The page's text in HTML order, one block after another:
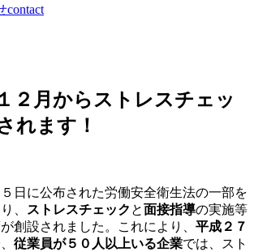
contact
２月からストレスチェッ
れます！
日に公布された労働安全衛生法の一部を
、
ストレスチェック と面接指導の実施等
創設されました。これにより、 平成２７
従業員が５０人以上いる企業では、スト